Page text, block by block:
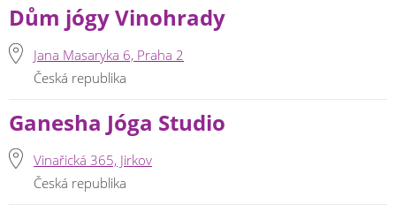
Dům jógy Vinohrady
Jana Masaryka 6, Praha 2
Česká republika
Ganesha Jóga Studio
Vinařická 365, Jirkov
Česká republika